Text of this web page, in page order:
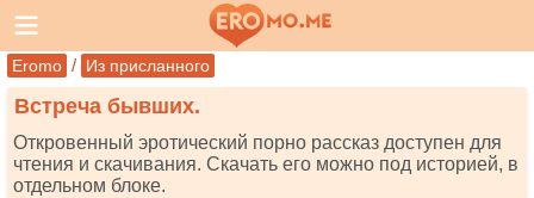
Eromo / Из присланного
Встреча бывших.
Откровенный эротический порно рассказ доступен для
чтения и скачивания. Скачать его можно под историей, в
отдельном блоке.